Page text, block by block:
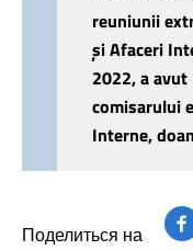
reuniunii
și Afaceri
2022, a
comisarului
Interne,
Поделиться на